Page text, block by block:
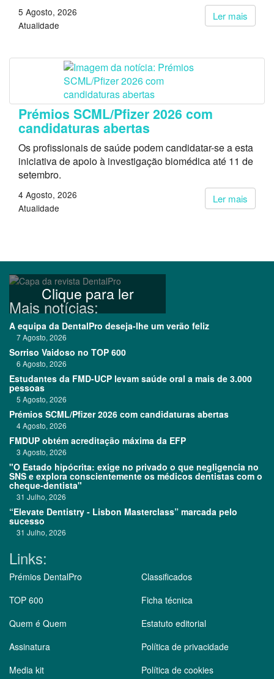
Ler mais
5 Agosto, 2026
Atualidade
Prémios SCML/Pfizer 2026 com
candidaturas abertas
Os profissionais de saúde podem candidatar-se a esta
iniciativa de apoio à investigação biomédica até 11 de
setembro.
Ler mais
4 Agosto, 2026
Atualidade
Clique para ler
Mais notícias:
A equipa da DentalPro deseja-lhe um verão feliz
7 Agosto, 2026
Sorriso Vaidoso no TOP 600
6 Agosto, 2026
Estudantes da FMD-UCP levam saúde oral a mais de 3.000
pessoas
5 Agosto, 2026
Prémios SCML/Pfizer 2026 com candidaturas abertas
4 Agosto, 2026
FMDUP obtém acreditação máxima da EFP
3 Agosto, 2026
"O Estado hipócrita: exige no privado o que negligencia no
SNS e explora conscientemente os médicos dentistas com o
cheque-dentista"
31 Julho, 2026
“Elevate Dentistry - Lisbon Masterclass” marcada pelo
sucesso
31 Julho, 2026
Links:
Prémios DentalPro
TOP 600
Quem é Quem
Assinatura
Media kit
Classificados
Ficha técnica
Estatuto editorial
Política de privacidade
Política de cookies